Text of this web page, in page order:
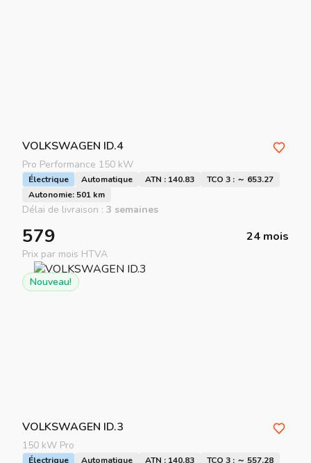
VOLKSWAGEN ID.4
Pro Performance 150 kW
Électrique Automatique ATN : 140.83
TCO 3 : ～ 653.27
Autonomie: 501 km
Délai de livraison : 3 semaines
579 24 mois
Prix par mois HTVA
Nouveau!
VOLKSWAGEN ID.3
150 kW Pro
Électrique Automatique ATN : 140.83 TCO 3 : ～ 557.28